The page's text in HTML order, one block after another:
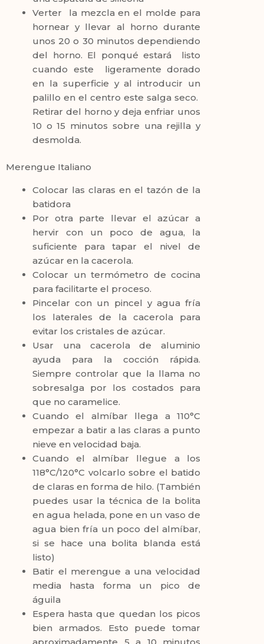
Verter la mezcla en el molde para
hornear y llevar al horno durante
unos 20 o 30 minutos dependiendo
del horno. El ponqué estará listo
cuando este ligeramente dorado
en la superficie y al introducir un
palillo en el centro este salga seco.
Retirar del horno y deja enfriar unos
10 o 15 minutos sobre una rejilla y
desmolda.
Merengue Italiano
Colocar las claras en el tazón de la
batidora
Por otra parte llevar el azúcar a
hervir con un poco de agua, la
suficiente para tapar el nivel de
azúcar en la cacerola.
Colocar un termómetro de cocina
para facilitarte el proceso.
Pincelar con un pincel y agua fría
los laterales de la cacerola para
evitar los cristales de azúcar.
Usar una cacerola de aluminio
ayuda para la cocción rápida.
Siempre controlar que la llama no
sobresalga por los costados para
que no caramelice.
Cuando el almíbar llega a 110°C
empezar a batir a las claras a punto
nieve en velocidad baja.
Cuando el almíbar llegue a los
118°C/120°C volcarlo sobre el batido
de claras en forma de hilo. (También
puedes usar la técnica de la bolita
en agua helada, pone en un vaso de
agua bien fría un poco del almíbar,
si se hace una bolita blanda está
listo)
Batir el merengue a una velocidad
media hasta forma un pico de
águila
Espera hasta que quedan los picos
bien armados. Esto puede tomar
aproximadamente 5 a 10 minutos